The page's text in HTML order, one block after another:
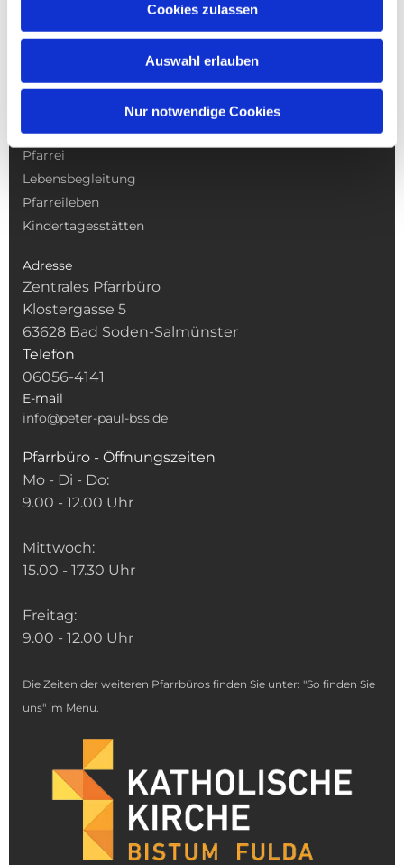
Cookies zulassen
Auswahl erlauben
Nur notwendige Cookies
Gottesdienste
Pfarrei
Lebensbegleitung
Pfarreileben
Kindertagesstätten
Adresse
Zentrales Pfarrbüro
Klostergasse 5
63628 Bad Soden-Salmünster
Telefon
06056-4141
E-mail
info@peter-paul-bss.de
Pfarrbüro - Öffnungszeiten
Mo - Di - Do:
9.00 - 12.00 Uhr
Mittwoch:
15.00 - 17.30 Uhr
Freitag:
9.00 - 12.00 Uhr
Die Zeiten der weiteren Pfarrbüros finden Sie unter: "So finden Sie
uns" im Menu.